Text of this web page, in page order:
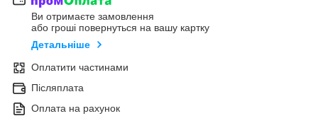
Ви отримаєте замовлення
або гроші повернуться на вашу картку
Детальніше
Оплатити частинами
Післяплата
Оплата на рахунок